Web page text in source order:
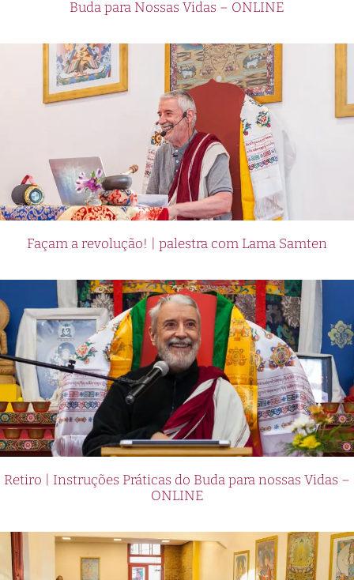
Buda para Nossas Vidas – ONLINE
Façam a revolução! | palestra com Lama Samten
Retiro | Instruções Práticas do Buda para nossas Vidas –
ONLINE